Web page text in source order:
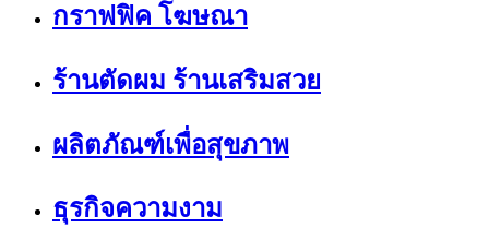
กราฟฟิค โฆษณา
ร้านตัดผม ร้านเสริมสวย
ผลิตภัณฑ์เพื่อสุขภาพ
ธุรกิจความงาม